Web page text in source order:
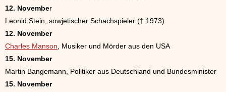
12. November
Leonid Stein, sowjetischer Schachspieler († 1973)
12. November
Charles Manson , Musiker und Mörder aus den USA
15. November
Martin Bangemann, Politiker aus Deutschland und Bundesminister
15. November